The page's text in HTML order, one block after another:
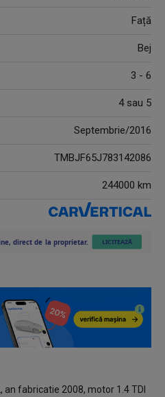
Față
Bej
3 - 6
4 sau 5
Septembrie/2016
TMBJF65J783142086
244000 km
an fabricatie 2008, motor 1.4 TDI